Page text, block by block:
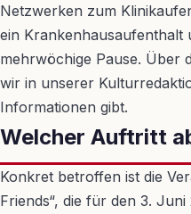
Netzwerken zum
ein Krankenhausaufenthalt
mehrwöchige Pause. Über
wir in unserer
Informationen gibt.
Welcher Auftritt
Konkret betroffen ist die
Friends“, die für den 3.